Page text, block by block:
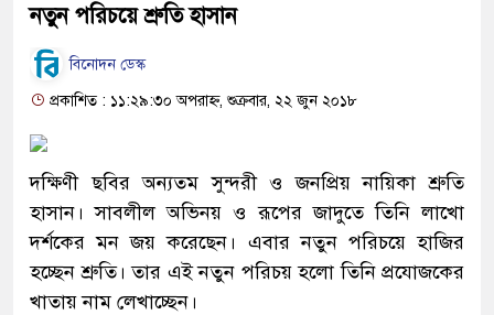
নতুন পরিচয়ে শ্রুতি হাসান
বিনোদন ডেস্ক
প্রকাশিত : ১১:২৯:৩০ অপরাহ্ন, শুক্রবার, ২২ জুন ২০১৮
দক্ষিণী ছবির অন্যতম সুন্দরী ও জনপ্রিয় নায়িকা শ্রুতি
হাসান। সাবলীল অভিনয় ও রূপের জাদুতে তিনি লাখো
দর্শকের মন জয় করেছেন। এবার নতুন পরিচয়ে হাজির
হচ্ছেন শ্রুতি। তার এই নতুন পরিচয় হলো তিনি প্রযোজকের
খাতায় নাম লেখাচ্ছেন।